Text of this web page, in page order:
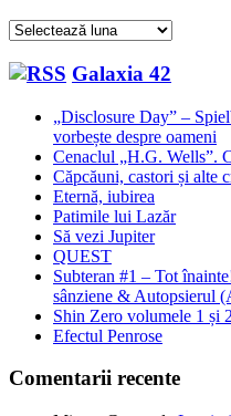
Arhive
Galaxia 42
„Disclosure Day” –
vorbește despre oameni
Cenaclul „H.G. Wells”.
Căpcăuni, castori și alte
Eternă, iubirea
Patimile lui Lazăr
Să vezi Jupiter
QUEST
Subteran #1 – Tot
sânziene & Autopsierul
Shin Zero volumele 1 și 2
Efectul Penrose
Comentarii recente